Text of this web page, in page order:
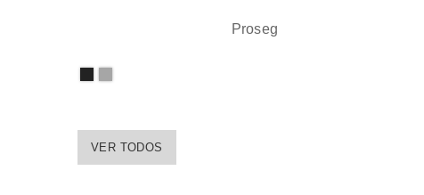
Proseg
VER TODOS